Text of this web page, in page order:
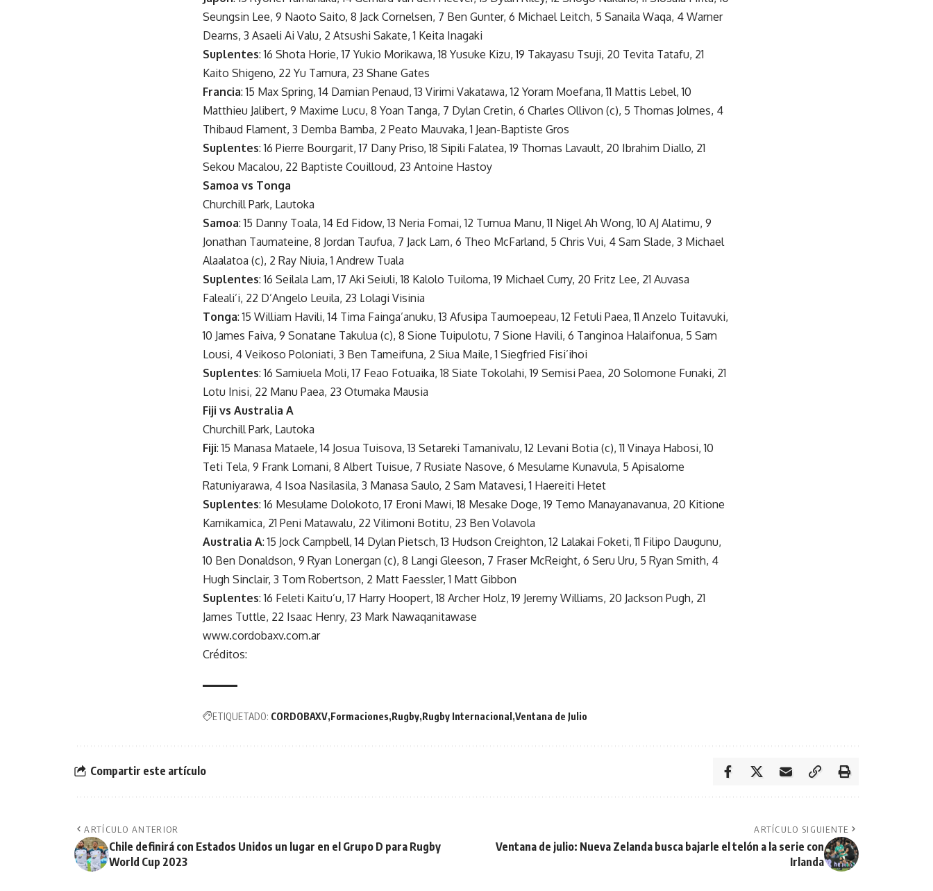
Seungsin Lee, 9 Naoto Saito, 8 Jack Cornelsen, 7 Ben Gunter, 6 Michael Leitch, 5 Sanaila Waqa, 4 Warner
Dearns, 3 Asaeli Ai Valu, 2 Atsushi Sakate, 1 Keita Inagaki
Suplentes: 16 Shota Horie, 17 Yukio Morikawa, 18 Yusuke Kizu, 19 Takayasu Tsuji, 20 Tevita Tatafu, 21
Kaito Shigeno, 22 Yu Tamura, 23 Shane Gates
Francia: 15 Max Spring, 14 Damian Penaud, 13 Virimi Vakatawa, 12 Yoram Moefana, 11 Mattis Lebel, 10
Matthieu Jalibert, 9 Maxime Lucu, 8 Yoan Tanga, 7 Dylan Cretin, 6 Charles Ollivon (c), 5 Thomas Jolmes, 4
Thibaud Flament, 3 Demba Bamba, 2 Peato Mauvaka, 1 Jean-Baptiste Gros
Suplentes: 16 Pierre Bourgarit, 17 Dany Priso, 18 Sipili Falatea, 19 Thomas Lavault, 20 Ibrahim Diallo, 21
Sekou Macalou, 22 Baptiste Couilloud, 23 Antoine Hastoy
Samoa vs Tonga
Churchill Park, Lautoka
Samoa: 15 Danny Toala, 14 Ed Fidow, 13 Neria Fomai, 12 Tumua Manu, 11 Nigel Ah Wong, 10 AJ Alatimu, 9
Jonathan Taumateine, 8 Jordan Taufua, 7 Jack Lam, 6 Theo McFarland, 5 Chris Vui, 4 Sam Slade, 3 Michael
Alaalatoa (c), 2 Ray Niuia, 1 Andrew Tuala
Suplentes: 16 Seilala Lam, 17 Aki Seiuli, 18 Kalolo Tuiloma, 19 Michael Curry, 20 Fritz Lee, 21 Auvasa
Faleali’i, 22 D’Angelo Leuila, 23 Lolagi Visinia
Tonga: 15 William Havili, 14 Tima Fainga’anuku, 13 Afusipa Taumoepeau, 12 Fetuli Paea, 11 Anzelo Tuitavuki,
10 James Faiva, 9 Sonatane Takulua (c), 8 Sione Tuipulotu, 7 Sione Havili, 6 Tanginoa Halaifonua, 5 Sam
Lousi, 4 Veikoso Poloniati, 3 Ben Tameifuna, 2 Siua Maile, 1 Siegfried Fisi’ihoi
Suplentes: 16 Samiuela Moli, 17 Feao Fotuaika, 18 Siate Tokolahi, 19 Semisi Paea, 20 Solomone Funaki, 21
Lotu Inisi, 22 Manu Paea, 23 Otumaka Mausia
Fiji vs Australia A
Churchill Park, Lautoka
Fiji: 15 Manasa Mataele, 14 Josua Tuisova, 13 Setareki Tamanivalu, 12 Levani Botia (c), 11 Vinaya Habosi, 10
Teti Tela, 9 Frank Lomani, 8 Albert Tuisue, 7 Rusiate Nasove, 6 Mesulame Kunavula, 5 Apisalome
Ratuniyarawa, 4 Isoa Nasilasila, 3 Manasa Saulo, 2 Sam Matavesi, 1 Haereiti Hetet
Suplentes: 16 Mesulame Dolokoto, 17 Eroni Mawi, 18 Mesake Doge, 19 Temo Manayanavanua, 20 Kitione
Kamikamica, 21 Peni Matawalu, 22 Vilimoni Botitu, 23 Ben Volavola
Australia A: 15 Jock Campbell, 14 Dylan Pietsch, 13 Hudson Creighton, 12 Lalakai Foketi, 11 Filipo Daugunu,
10 Ben Donaldson, 9 Ryan Lonergan (c), 8 Langi Gleeson, 7 Fraser McReight, 6 Seru Uru, 5 Ryan Smith, 4
Hugh Sinclair, 3 Tom Robertson, 2 Matt Faessler, 1 Matt Gibbon
Suplentes: 16 Feleti Kaitu’u, 17 Harry Hoopert, 18 Archer Holz, 19 Jeremy Williams, 20 Jackson Pugh, 21
James Tuttle, 22 Isaac Henry, 23 Mark Nawaqanitawase
www.cordobaxv.com.ar
Créditos:
ETIQUETADO: CORDOBAXV Formaciones Rugby Rugby Internacional Ventana de Julio
Compartir este artículo
ARTÍCULO ANTERIOR
Chile definirá con Estados Unidos un lugar en el Grupo D para Rugby
World Cup 2023
ARTÍCULO SIGUIENTE
Ventana de julio: Nueva Zelanda busca bajarle el telón a la serie con
Irlanda